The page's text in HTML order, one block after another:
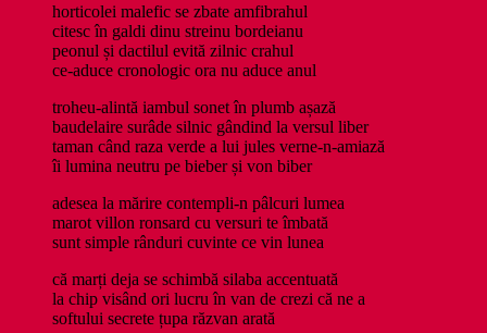
horticolei malefic se zbate amfibrahul
citesc în galdi dinu streinu bordeianu
peonul și dactilul evită zilnic crahul
ce-aduce cronologic ora nu aduce anul
troheu-alintă iambul sonet în plumb așază
baudelaire surâde silnic gândind la versul liber
taman când raza verde a lui jules verne-n-amiază
îi lumina neutru pe bieber și von biber
adesea la mărire contempli-n pâlcuri lumea
marot villon ronsard cu versuri te îmbată
sunt simple rânduri cuvinte ce vin lunea
că marți deja se schimbă silaba accentuată
la chip visând ori lucru în van de crezi că ne a
softului secrete țupa răzvan arată